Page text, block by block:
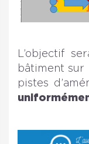
L’objectif
bâtiment sur
pistes